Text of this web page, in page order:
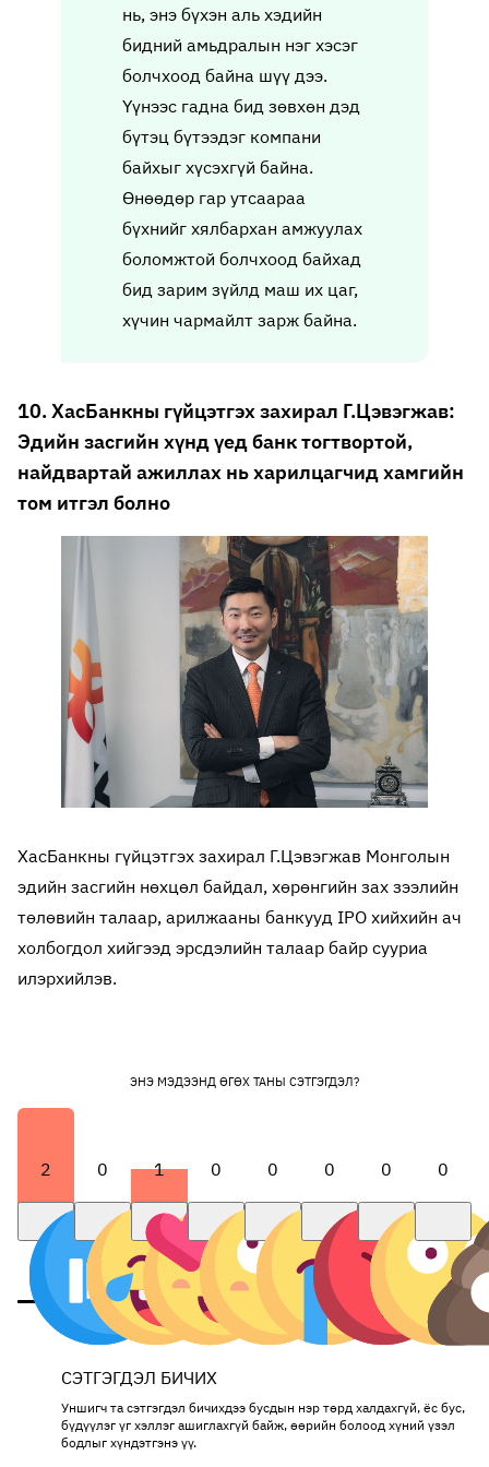
нь, энэ бүхэн аль хэдийн
бидний амьдралын нэг хэсэг
болчхоод байна шүү дээ.
Үүнээс гадна бид зөвхөн дэд
бүтэц бүтээдэг компани
байхыг хүсэхгүй байна.
Өнөөдөр гар утсаараа
бүхнийг хялбархан амжуулах
боломжтой болчхоод байхад
бид зарим зүйлд маш их цаг,
хүчин чармайлт зарж байна.
10. ХасБанкны гүйцэтгэх захирал Г.Цэвэгжав:
Эдийн засгийн хүнд үед банк тогтвортой,
найдвартай ажиллах нь харилцагчид хамгийн
том итгэл болно
ХасБанкны гүйцэтгэх захирал Г.Цэвэгжав Монголын
эдийн засгийн нөхцөл байдал, хөрөнгийн зах зээлийн
төлөвийн талаар, арилжааны банкууд IPO хийхийн ач
холбогдол хийгээд эрсдэлийн талаар байр сууриа
илэрхийлэв.
ЭНЭ МЭДЭЭНД ӨГӨХ ТАНЫ СЭТГЭГДЭЛ?
2 0 1 0 0 0 0 0
СЭТГЭГДЭЛ БИЧИХ
Уншигч та сэтгэгдэл бичихдээ бусдын нэр төрд халдахгүй, ёс бус,
бүдүүлэг үг хэллэг ашиглахгүй байж, өөрийн болоод хүний үзэл
бодлыг хүндэтгэнэ үү.